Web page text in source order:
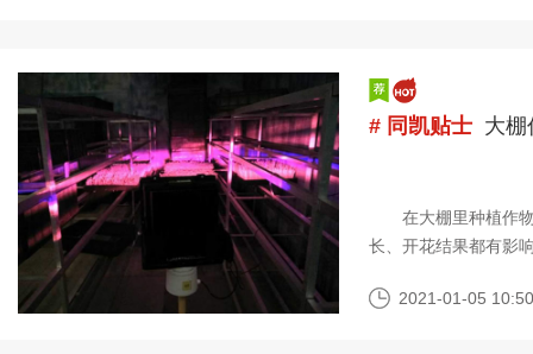
# 同凯贴士 大棚
在大棚里种植作物
长、开花结果都有影
2021-01-05